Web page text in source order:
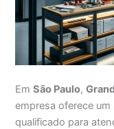
EmSão Paulo,
empresa oferece
qualificado para